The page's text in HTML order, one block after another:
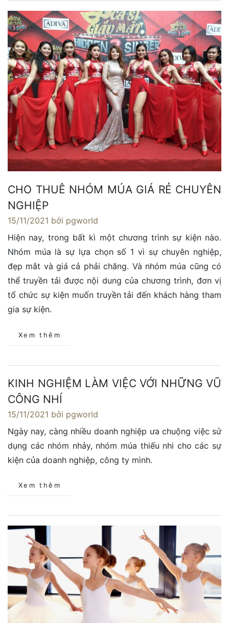
CHO THUÊ NHÓM MÚA GIÁ RẺ CHUYÊN
NGHIỆP
15/11/2021 bởi pgworld
Hiện nay, trong bất kì một chương trình sự kiện nào.
Nhóm múa là sự lựa chọn số 1 vì sự chuyên nghiệp,
đẹp mắt và giá cả phải chăng. Và nhóm múa cũng có
thể truyền tải được nội dung của chương trình, đơn vị
tổ chức sự kiện muốn truyền tải đến khách hàng tham
gia sự kiện.
Xem thêm
KINH NGHIỆM LÀM VIỆC VỚI NHỮNG VŨ
CÔNG NHÍ
15/11/2021 bởi pgworld
Ngày nay, càng nhiều doanh nghiệp ưa chuộng việc sử
dụng các nhóm nhảy, nhóm múa thiếu nhi cho các sự
kiện của doanh nghiệp, công ty mình.
Xem thêm